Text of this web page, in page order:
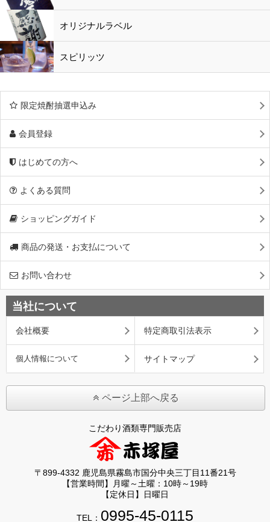
オリジナルラベル
スピリッツ
限定焼酎抽選申込み
会員登録
はじめての方へ
よくある質問
ショッピングガイド
商品の発送・お支払について
お問い合わせ
当社について
会社概要 特定商取引法表示
個人情報について サイトマップ
ページ上部へ戻る
こだわり酒類専門販売店
〒899-4332 鹿児島県霧島市国分中央三丁目11番21号
【営業時間】月曜～土曜：10時～19時
【定休日】日曜日
TEL： 0995-45-0115